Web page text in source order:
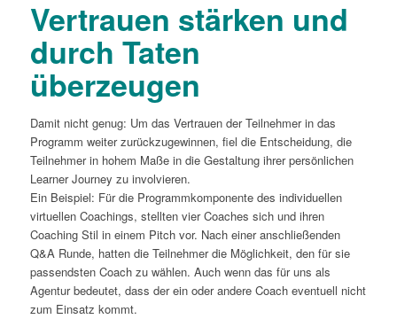
Vertrauen stärken und
durch Taten
überzeugen
Damit nicht genug: Um das Vertrauen der Teilnehmer in das
Programm weiter zurückzugewinnen, fiel die Entscheidung, die
Teilnehmer in hohem Maße in die Gestaltung ihrer persönlichen
Learner Journey zu involvieren.
Ein Beispiel: Für die Programmkomponente des individuellen
virtuellen Coachings, stellten vier Coaches sich und ihren
Coaching Stil in einem Pitch vor. Nach einer anschließenden
Q&A Runde, hatten die Teilnehmer die Möglichkeit, den für sie
passendsten Coach zu wählen. Auch wenn das für uns als
Agentur bedeutet, dass der ein oder andere Coach eventuell nicht
zum Einsatz kommt.